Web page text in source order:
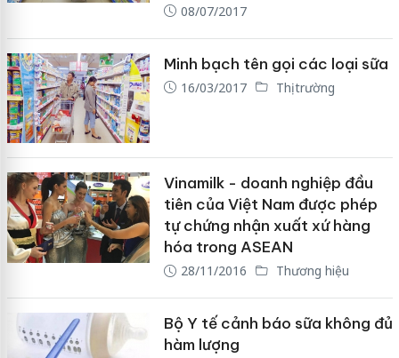
08/07/2017
Minh bạch tên gọi các loại sữa
16/03/2017 Thị trường
Vinamilk - doanh nghiệp đầu
tiên của Việt Nam được phép
tự chứng nhận xuất xứ hàng
hóa trong ASEAN
28/11/2016 Thương hiệu
Bộ Y tế cảnh báo sữa không đủ
hàm lượng